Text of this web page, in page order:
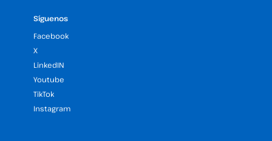
Síguenos
Facebook
X
LinkedIN
Youtube
TikTok
Instagram